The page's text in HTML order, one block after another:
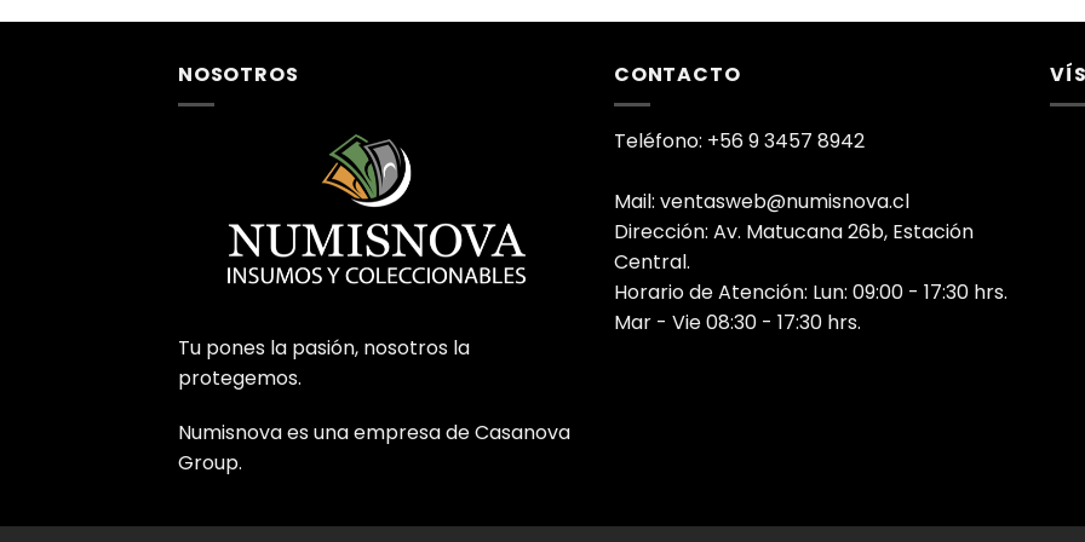
NOSOTROS
Tu pones la pasión, nosotros la
protegemos.
Numisnova es una empresa de Casanova
Group.
CONTACTO
Teléfono: +56 9 3457 8942
Mail: ventasweb@numisnova.cl
Dirección: Av. Matucana 26b, Estación
Central.
Horario de Atención: Lun: 09:00 - 17:30 hrs.
Mar - Vie 08:30 - 17:30 hrs.